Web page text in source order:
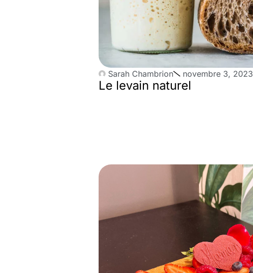
Sarah Chambrion novembre 3, 2023
Le levain naturel